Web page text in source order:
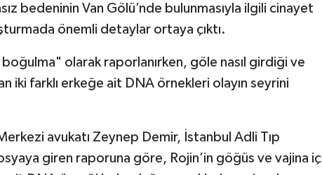
bedeninin Van Gölü’nde bulunmasıyla ilgili cinayet
önemli detaylar ortaya çıktı.
boğulma" olarak raporlanırken, göle nasıl girdiği ve
iki farklı erkeğe ait DNA örnekleri olayın seyrini
avukatı Zeynep Demir, İstanbul Adli Tıp
giren raporuna göre, Rojin’in göğüs ve vajina iç